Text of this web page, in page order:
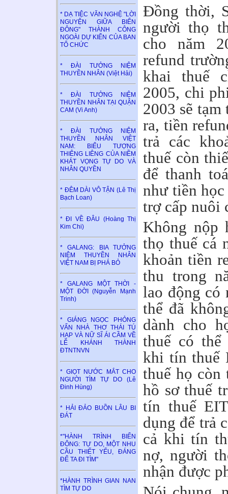
* DẠ TIỆC VĂN NGHỆ "LỜI
NGUYỆN GIỮA BIỂN
ĐÔNG" THÀNH CÔNG
NGOÀI DỰ KIẾN CỦA BAN
TỔ CHỨC
* ĐÀI TƯỞNG NIỆM
THUYỀN NHÂN (Việt Hải)
* ĐÀI TƯỞNG NIỆM
THUYỀN NHÂN TẠI QUẬN
CAM (Vi Anh)
* ĐÀI TƯỞNG NIỆM
THUYỀN NHÂN VIỆT
NAM: BIỂU TƯỢNG
THIÊNG LIÊNG CỦA NIỀM
KHÁT VỌNG TỰ DO VÀ
NHÂN QUYỀN
* ĐÊM DÀI VÔ TẬN (Lê Thị
Bạch Loan)
* ĐI VỀ ĐÂU (Hoàng Thị
Kim Chi)
* GALANG: BIA TƯỞNG
NIỆM THUYỀN NHÂN
VIỆT NAM BỊ PHÁ BỎ
* GALANG MỘT THỜI -
MỘT ĐỜI (Nguyễn Mạnh
Trinh)
* GIÁNG NGỌC PHỎNG
VẤN NHÀ THƠ THÁI TÚ
HẠP VÀ NỮ SĨ ÁI CẦM VỀ
LỄ KHÁNH THÀNH
ĐTNTNVN
* GIỌT NƯỚC MẮT CHO
NGƯỜI TÌM TỰ DO (Lê
Đinh Hùng)
* HẢI ĐẢO BUỒN LÂU BI
ĐÁT
*"HÀNH TRÌNH BIỂN
ĐÔNG: TỰ DO, MỘT NHU
CẦU THIẾT YẾU, ĐÁNG
ĐỂ TA ĐI TÌM"
*HÀNH TRÌNH GIAN NAN
TÌM TỰ DO
Đồng thời,
người thọ
cho năm
refund
khai thuế
2005, chi
2003 sẽ
ra, tiền
trả các
thuế còn
để thanh
như tiền
trợ cấp nuôi
Không nộp
thọ thuế cá
khoản tiền
thu trong
lao động có
thể đã
dành cho
thuế có thể
khi tín thuế
thuế họ còn
hồ sơ thuế
tín thuế
dụng để trả
cả khi tín
nợ, người
nhận được